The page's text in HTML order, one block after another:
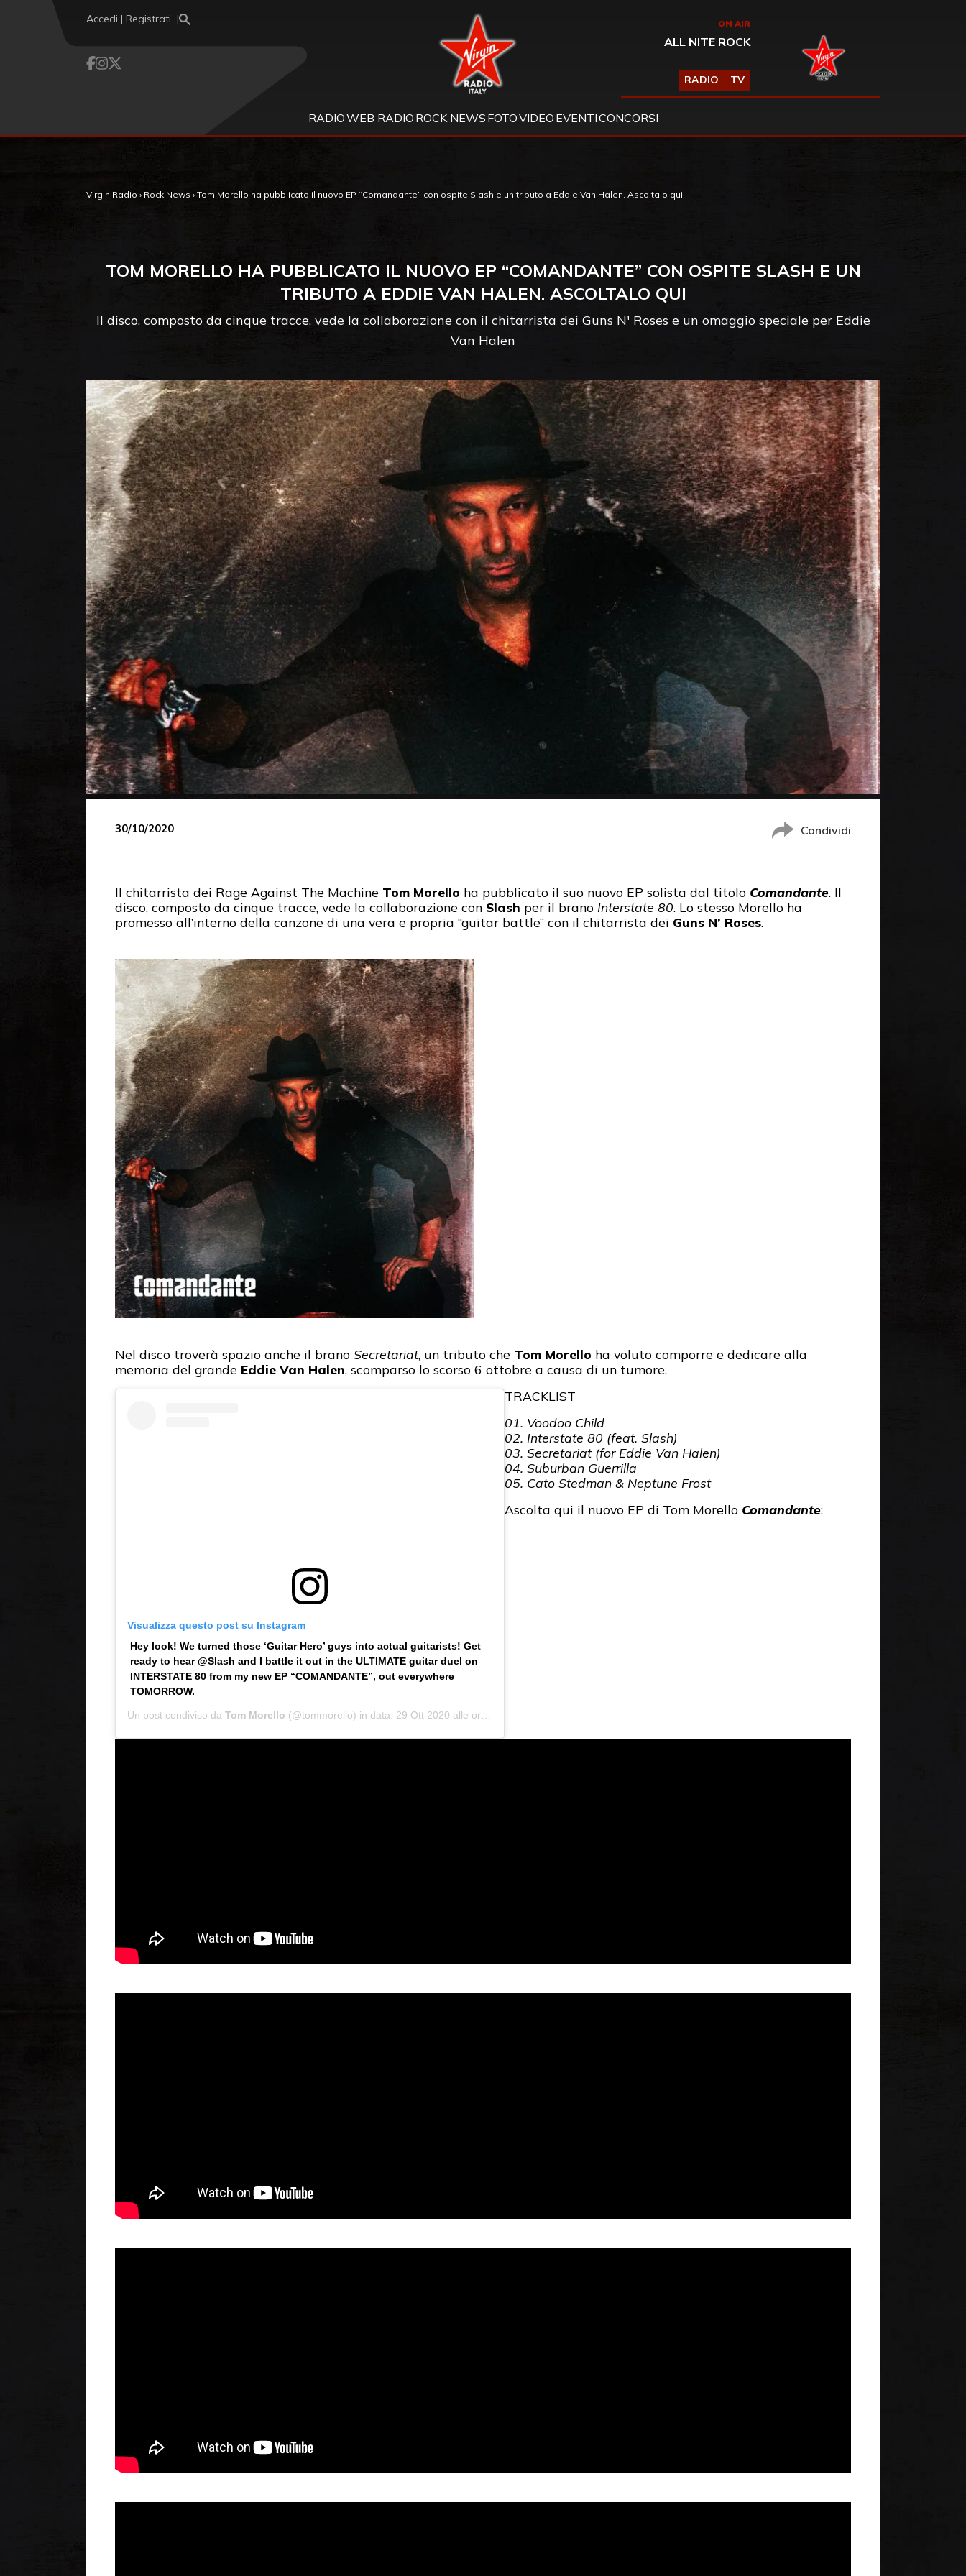
Accedi | Registrati Virgin Radio ON AIR
ALL NITE ROCK
RADIO TV
RADIOWEB RADIO ROCK NEWS FOTOVIDEO EVENTICONCORSI
Virgin Radio › Rock News › Tom Morello ha pubblicato il nuovo EP “Comandante” con ospite Slash e un tributo a Eddie Van Halen. Ascoltalo qui
TOM MORELLO HA PUBBLICATO IL NUOVO EP “COMANDANTE” CON OSPITE SLASH E UN
TRIBUTO A EDDIE VAN HALEN. ASCOLTALO QUI
Il disco, composto da cinque tracce, vede la collaborazione con il chitarrista dei Guns N' Roses e un omaggio speciale per Eddie
Van Halen
30/10/2020 Condividi
Il chitarrista dei Rage Against The Machine Tom Morello ha pubblicato il suo nuovo EP solista dal titolo Comandante. Il
disco, composto da cinque tracce, vede la collaborazione con Slash per il brano Interstate 80. Lo stesso Morello ha
promesso all’interno della canzone di una vera e propria “guitar battle” con il chitarrista dei Guns N’ Roses.
Nel disco troverà spazio anche il brano Secretariat, un tributo che Tom Morello ha voluto comporre e dedicare alla
memoria del grande Eddie Van Halen, scomparso lo scorso 6 ottobre a causa di un tumore.
Visualizza questo post su Instagram
Hey look! We turned those ‘Guitar Hero’ guys into actual guitarists! Get
ready to hear @Slash and I battle it out in the ULTIMATE guitar duel on
INTERSTATE 80 from my new EP “COMANDANTE”, out everywhere
TOMORROW.
Un post condiviso da Tom Morello (@tommorello) in data: 29 Ott 2020 alle ore 1:10 PDT
TRACKLIST
01. Voodoo Child
02. Interstate 80 (feat. Slash)
03. Secretariat (for Eddie Van Halen)
04. Suburban Guerrilla
05. Cato Stedman & Neptune Frost
Ascolta qui il nuovo EP di Tom Morello Comandante: